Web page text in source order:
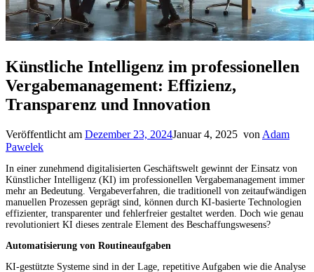
Künstliche Intelligenz im professionellen
Vergabemanagement: Effizienz,
Transparenz und Innovation
Veröffentlicht am Dezember 23, 2024Januar 4, 2025 von Adam
Pawelek
In einer zunehmend digitalisierten Geschäftswelt gewinnt der Einsatz von
Künstlicher Intelligenz (KI) im professionellen Vergabemanagement immer
mehr an Bedeutung. Vergabeverfahren, die traditionell von zeitaufwändigen
manuellen Prozessen geprägt sind, können durch KI-basierte Technologien
effizienter, transparenter und fehlerfreier gestaltet werden. Doch wie genau
revolutioniert KI dieses zentrale Element des Beschaffungswesens?
Automatisierung von Routineaufgaben
KI-gestützte Systeme sind in der Lage, repetitive Aufgaben wie die Analyse